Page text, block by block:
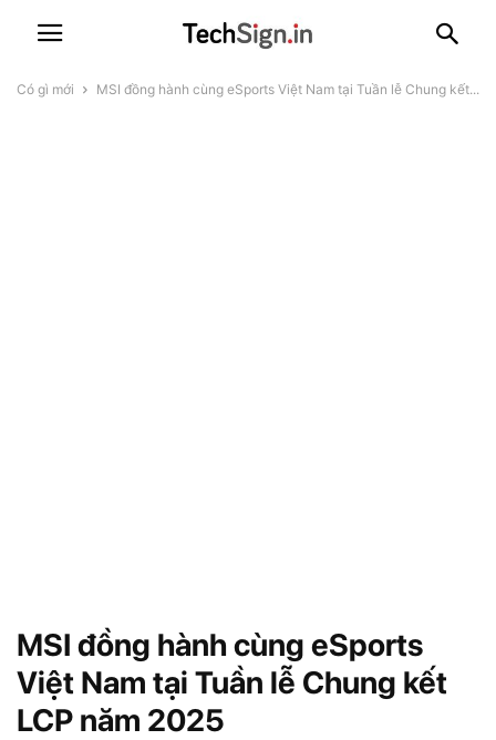
Có gì mới MSI đồng hành cùng eSports Việt Nam tại Tuần lễ Chung kết...
MSI đồng hành cùng eSports
Việt Nam tại Tuần lễ Chung kết
LCP năm 2025